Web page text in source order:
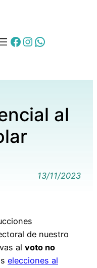
FBIGWA
al
13/11/2023
de nuestro
al voto no
elecciones al